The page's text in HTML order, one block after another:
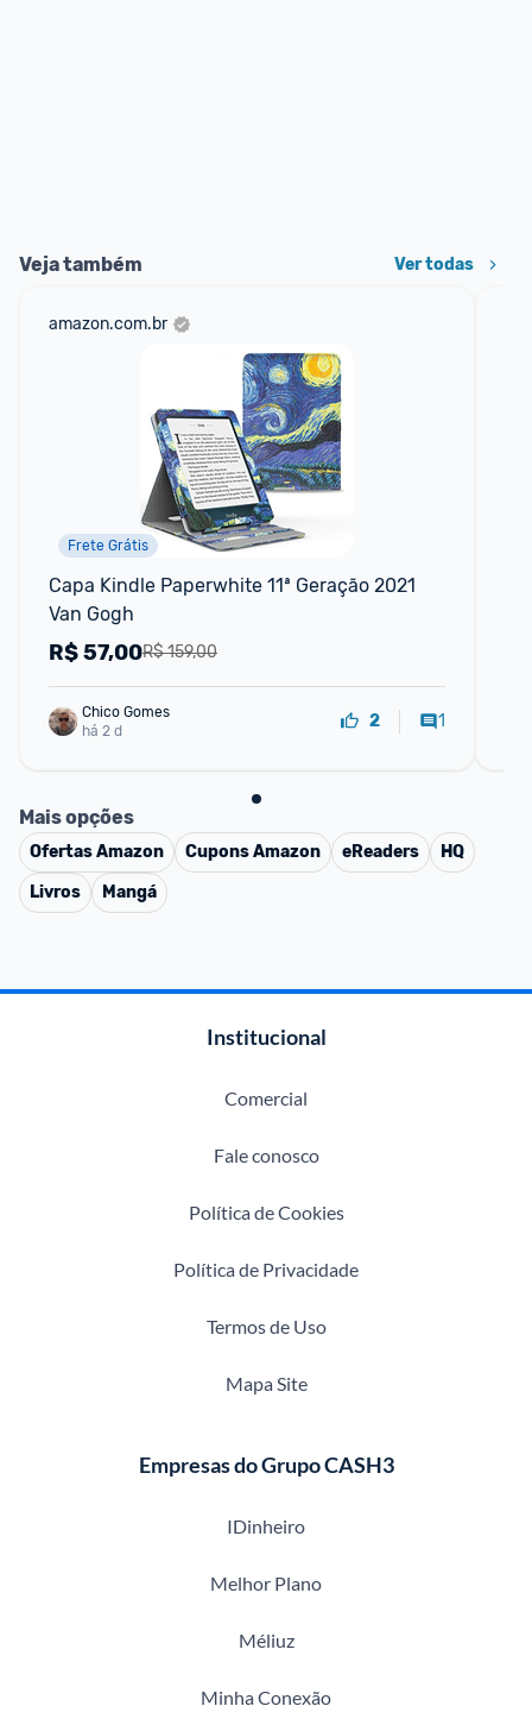
Veja também Ver todas
amazon.com.br
Frete Grátis
Capa Kindle Paperwhite 11ª Geração 2021
Van Gogh
R$ 159,00
R$57,00
Chico Gomes
há 2 d
2 1
Mais opções
OfertasAmazon CuponsAmazon eReaders
HQ
Livros
Mangá
Institucional
Comercial
Fale conosco
Política de Cookies
Política de Privacidade
Termos de Uso
Mapa Site
Empresas do Grupo CASH3
IDinheiro
Melhor Plano
Méliuz
Minha Conexão